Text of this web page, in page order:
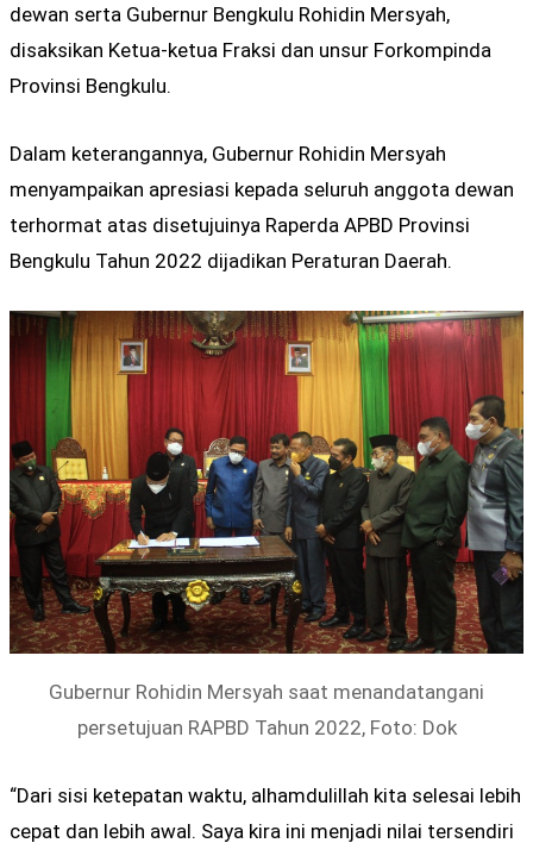
dewan serta Gubernur Bengkulu Rohidin Mersyah,
disaksikan Ketua-ketua Fraksi dan unsur Forkompinda
Provinsi Bengkulu.
Dalam keterangannya, Gubernur Rohidin Mersyah
menyampaikan apresiasi kepada seluruh anggota dewan
terhormat atas disetujuinya Raperda APBD Provinsi
Bengkulu Tahun 2022 dijadikan Peraturan Daerah.
Gubernur Rohidin Mersyah saat menandatangani
persetujuan RAPBD Tahun 2022, Foto: Dok
“Dari sisi ketepatan waktu, alhamdulillah kita selesai lebih
cepat dan lebih awal. Saya kira ini menjadi nilai tersendiri